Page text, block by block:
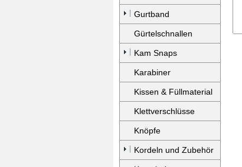
Gurtband
Gürtelschnallen
Kam Snaps
Karabiner
Kissen & Füllmaterial
Klettverschlüsse
Knöpfe
Kordeln und Zubehör